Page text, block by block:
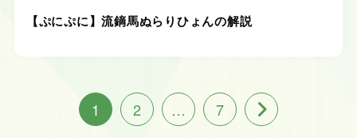
【ぷにぷに】流鏑馬ぬらりひょんの解説
1 2 … 7